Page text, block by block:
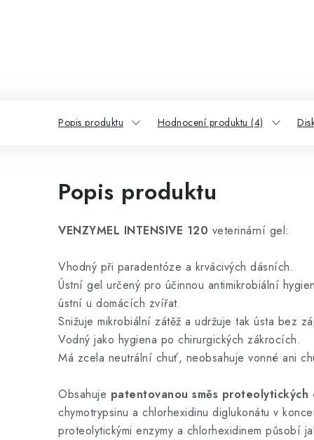
Popis produktu Hodnocení produktu (4)
Popis produktu
VENZYMEL INTENSIVE 120 veterinární gel:
Vhodný při paradentóze a krvácivých dásních.
Ústní gel určený pro účinnou antimikrobiální
ústní u domácích zvířat.
Snižuje mikrobiální zátěž a udržuje tak ústa bez
Vodný jako hygiena po chirurgických zákrocích.
Má zcela neutrální chuť, neobsahuje vonné ani
Obsahuje patentovanou směs proteolytických
chymotrypsinu a chlorhexidinu diglukonátu v
proteolytickými enzymy a chlorhexidinem působí